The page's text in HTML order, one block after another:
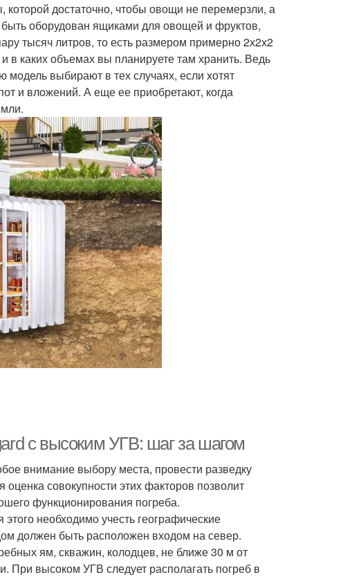
которой достаточно, чтобы овощи не перемерзли, а
оборудован ящиками для овощей и фруктов,
тысяч литров, то есть размером примерно 2х2х2
и в каких объемах вы планируете там хранить. Ведь
выбирают в тех случаях, если хотят
и вложений. А еще ее приобретают, когда
с высоким УГВ: шаг за шагом
внимание выбору места, провести разведку
совокупности этих факторов позволит
функционирования погреба.
необходимо учесть географические
должен быть расположен входом на север.
ям, скважин, колодцев, не ближе 30 м от
При высоком УГВ следует располагать погреб в